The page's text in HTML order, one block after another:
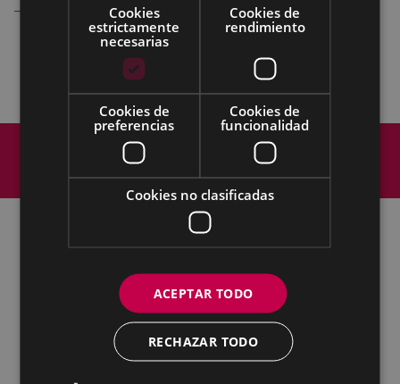
– Stand de venta de Fotografía artística
Política de cookies
Contacto
Cultura - Untzaga plaza, 1 | 20600 Eibar
943 70 84 39 / 943 70 84 00 (Pegora)| Fax: 943 70 84 16
kultura@eibar.eus pegora@eibar.eus
IFZ: P2003100A | DIR3 L01200300
Cookies
estrictamente
necesarias
Cookies de
rendimiento
Cookies de
preferencias
Cookies de
funcionalidad
Cookies no clasificadas
ACEPTAR TODO
RECHAZAR TODO